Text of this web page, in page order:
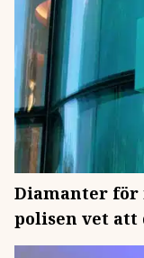
Diamanter för
polisen vet att